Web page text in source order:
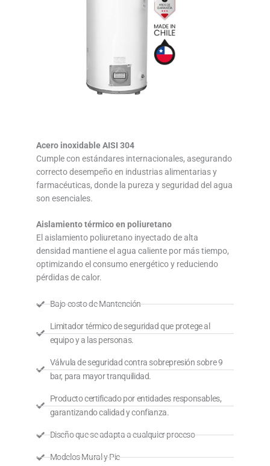
Acero inoxidable AISI 304
Cumple con estándares internacionales, asegurando
correcto desempeño en industrias alimentarias y
farmacéuticas, donde la pureza y seguridad del agua
son esenciales.
Aislamiento térmico en poliuretano
El aislamiento poliuretano inyectado de alta
densidad mantiene el agua caliente por más tiempo,
optimizando el consumo energético y reduciendo
pérdidas de calor.
Bajo costo de Mantención
Limitador térmico de seguridad que protege al
equipo y a las personas.
Válvula de seguridad contra sobrepresión sobre 9
bar, para mayor tranquilidad.
Producto certificado por entidades responsables,
garantizando calidad y confianza.
Diseño que se adapta a cualquier proceso
Modelos Mural y Pie